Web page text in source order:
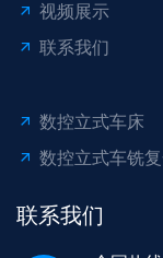
视频展示
联系我们
数控立式车床
数控立式车铣
联系我们